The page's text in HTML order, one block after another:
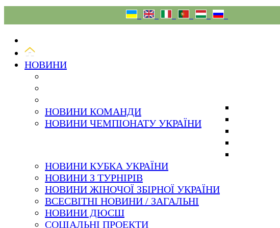
НОВИНИ
НОВИНИ КОМАНДИ
НОВИНИ ЧЕМПІОНАТУ УКРАЇНИ
НОВИНИ КУБКА УКРАЇНИ
НОВИНИ З ТУРНІРІВ
НОВИНИ ЖІНОЧОЇ ЗБІРНОЇ УКРАЇНИ
ВСЕСВІТНІ НОВИНИ / ЗАГАЛЬНІ
НОВИНИ ДЮСШ
СОЦІАЛЬНІ ПРОЕКТИ